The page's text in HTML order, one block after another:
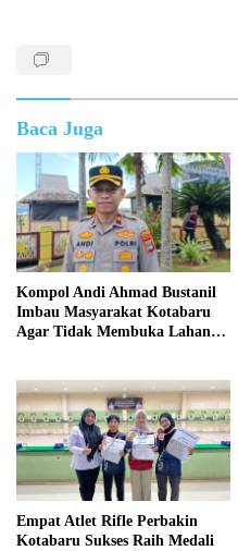
Baca Juga
Kompol Andi Ahmad Bustanil
Imbau Masyarakat Kotabaru
Agar Tidak Membuka Lahan
Empat Atlet Rifle Perbakin
Kotabaru Sukses Raih Medali